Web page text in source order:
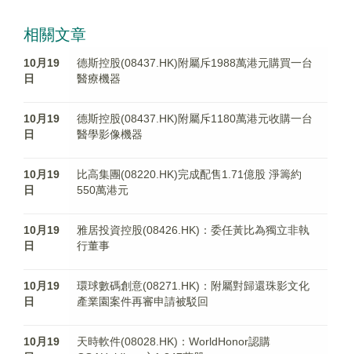
相關文章
10月19
日
德斯控股(08437.HK)附屬斥1988萬港元購買一台
醫療機器
10月19
日
德斯控股(08437.HK)附屬斥1180萬港元收購一台
醫學影像機器
10月19
日
比高集團(08220.HK)完成配售1.71億股 淨籌約
550萬港元
10月19
日
雅居投資控股(08426.HK)：委任黃比為獨立非執
行董事
10月19
日
環球數碼創意(08271.HK)：附屬對歸還珠影文化
產業園案件再審申請被駁回
10月19
天時軟件(08028.HK)：WorldHonor認購